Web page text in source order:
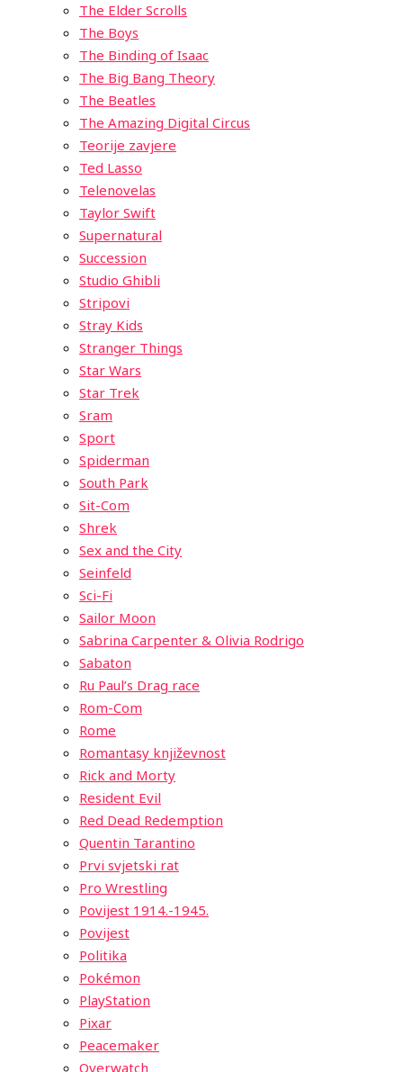
The Elder Scrolls
The Boys
The Binding of Isaac
The Big Bang Theory
The Beatles
The Amazing Digital Circus
Teorije zavjere
Ted Lasso
Telenovelas
Taylor Swift
Supernatural
Succession
Studio Ghibli
Stripovi
Stray Kids
Stranger Things
Star Wars
Star Trek
Sram
Sport
Spiderman
South Park
Sit-Com
Shrek
Sex and the City
Seinfeld
Sci-Fi
Sailor Moon
Sabrina Carpenter & Olivia Rodrigo
Sabaton
Ru Paul’s Drag race
Rom-Com
Rome
Romantasy književnost
Rick and Morty
Resident Evil
Red Dead Redemption
Quentin Tarantino
Prvi svjetski rat
Pro Wrestling
Povijest 1914.-1945.
Povijest
Politika
Pokémon
PlayStation
Pixar
Peacemaker
Overwatch